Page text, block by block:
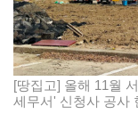
[땅집고] 올해 11월
세무서' 신청사 공사